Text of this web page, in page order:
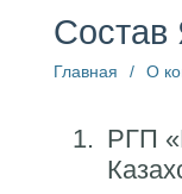
Главная / О
РГП